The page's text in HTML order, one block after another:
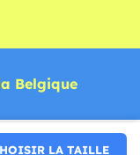
LA TAILLE
Belgique